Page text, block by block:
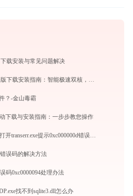
载安装与常见问题解决
猎豹安全浏览器电脑版下载安装指南：智能极速双核，畅享安全无弹窗上网体验
？-金山毒霸
下载与安装指南：一步步教您操作
WPS Office错误报告打开transerr.exe提示0xc000000d错误码怎么办
误码的解决方法
码0xc0000094处理办法
找不到sqlite3.dll怎么办